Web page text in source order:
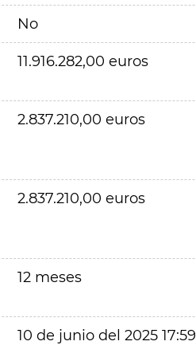
No
11.916.282,00 euros
2.837.210,00 euros
2.837.210,00 euros
12 meses
10 de junio del 2025 17:59